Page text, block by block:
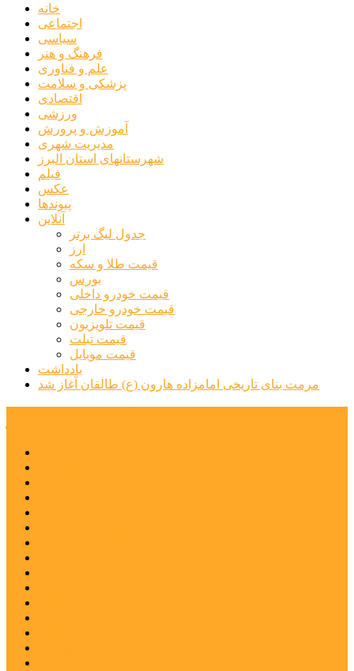
خانه
اجتماعی
سیاسی
فرهنگ و هنر
علم و فناوری
پزشکی و سلامت
اقتصادی
ورزشی
آموزش و پرورش
مدیریت شهری
شهرستانهای استان البرز
فیلم
عکس
پیوندها
آنلاین
جدول لیگ برتر
ارز
قیمت طلا و سکه
بورس
قیمت خودرو داخلی
قیمت خودرو خارجی
قیمت تلویزیون
قیمت تبلت
قیمت موبایل
یادداشت
مرمت بنای تاریخی امامزاده هارون (ع) طالقان آغاز شد